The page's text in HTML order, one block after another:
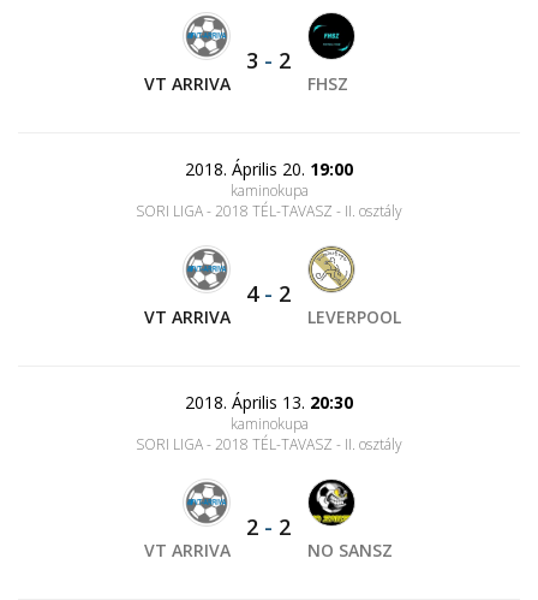
VT ARRIVA
3 - 2
FHSZ
2018. Április 20. 19:00
kaminokupa
SORI LIGA - 2018 TÉL-TAVASZ - II. osztály
VT ARRIVA
4- 2
LEVERPOOL
2018. Április 13. 20:30
kaminokupa
SORI LIGA - 2018 TÉL-TAVASZ - II. osztály
VT ARRIVA
2 - 2
NO SANSZ